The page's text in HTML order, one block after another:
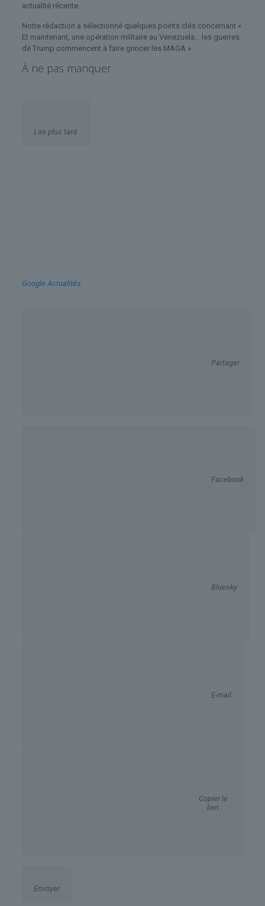
actualité récente.
Notre rédaction a sélectionné quelques points clés concernant «
Et maintenant, une opération militaire au Venezuela… les guerres
de Trump commencent à faire grincer les MAGA ».
À ne pas manquer
Lire plus tard
Google Actualités
Partager
Facebook
Bluesky
E-mail
Copier le
lien
Envoyer